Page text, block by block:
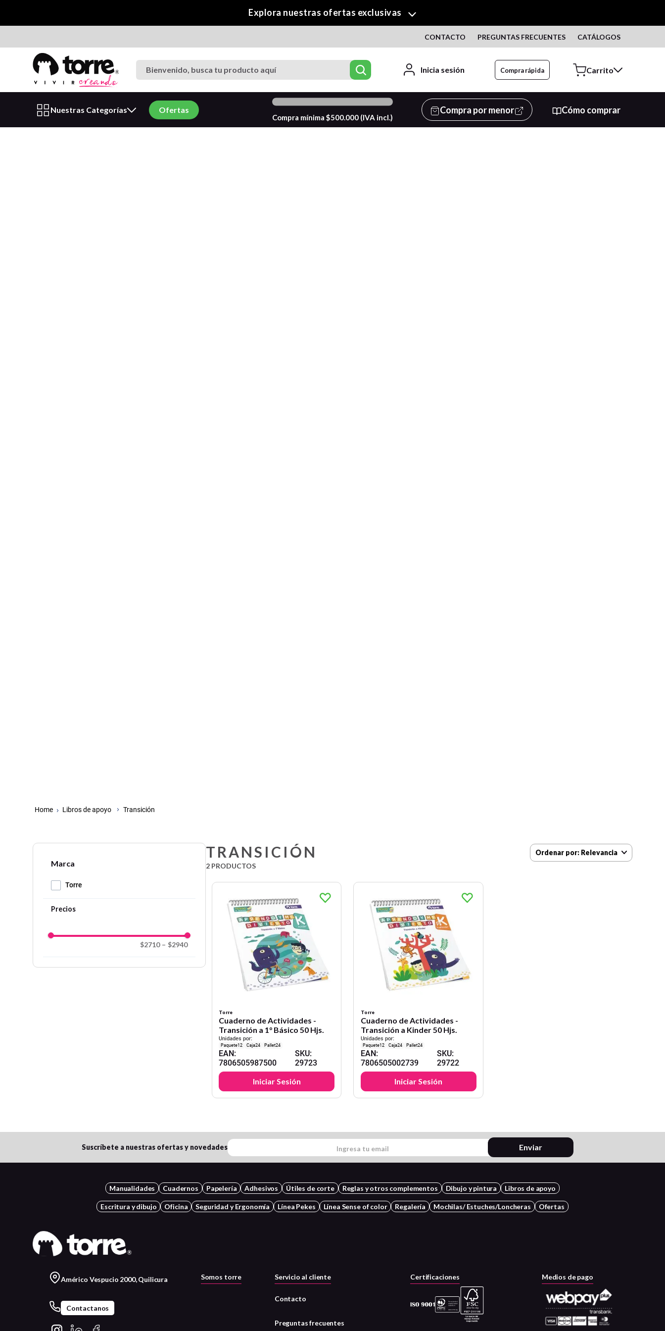
¡Descubre nuestra colección de Crafty!
CONTACTO PREGUNTAS FRECUENTES CATÁLOGOS
Bienvenido, busca tu producto aquí
Inicia sesión Compra rápida
Nuestras Categorías Ofertas
Compra mínima $500.000(IVA incl.)
Compra por menor Cómo comprar
Libros de apoyo Transición
Marca
Torre
$2710 – $2940
TRANSICIÓN Ordenar por Relevancia
2 PRODUCTOS
Torre
Cuaderno de Actividades -
Transición a 1° Básico 50 Hjs.
Unidades por:
12 24 24
EAN:
7806505987500
SKU:
29723
Iniciar Sesión
Torre
Cuaderno de Actividades -
Transición a Kinder 50 Hjs.
Unidades por:
12 24 24
EAN:
7806505002739
SKU:
29722
Iniciar Sesión
Suscríbete a nuestras ofertas y novedades Enviar
Manualidades Cuadernos Papelería Adhesivos Útiles de corte Reglas y otros complementos Dibujo y pintura Libros de apoyo
Escritura y dibujo Oficina Seguridad y Ergonomía Línea Pekes Línea Sense of color Regalería Mochilas/ Estuches/Loncheras Ofertas
Américo Vespucio 2000, Quilicura
Contactanos
Somos torre Servicio al cliente
Contacto
Preguntas frecuentes
Certificaciones Medios de pago
Términos más buscados
1 . cuaderno
2. carpeta